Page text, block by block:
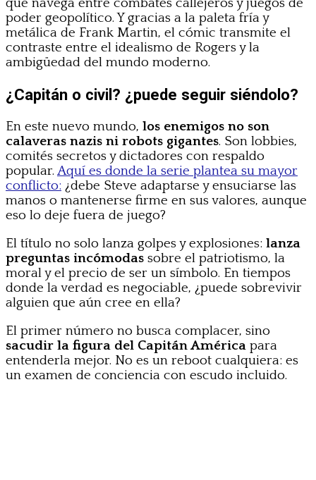
poder geopolítico. Y gracias a la paleta fría y
metálica de Frank Martin, el cómic transmite el
contraste entre el idealismo de Rogers y la
ambigüedad del mundo moderno.
¿Capitán o civil? ¿puede seguir siéndolo?
En este nuevo mundo, los enemigos no son
calaveras nazis ni robots gigantes. Son lobbies,
comités secretos y dictadores con respaldo
popular. Aquí es donde la serie plantea su mayor
conflicto: ¿debe Steve adaptarse y ensuciarse las
manos o mantenerse firme en sus valores, aunque
eso lo deje fuera de juego?
El título no solo lanza golpes y explosiones: lanza
preguntas incómodas sobre el patriotismo, la
moral y el precio de ser un símbolo. En tiempos
donde la verdad es negociable, ¿puede sobrevivir
alguien que aún cree en ella?
El primer número no busca complacer, sino
sacudir la figura del Capitán América para
entenderla mejor. No es un reboot cualquiera: es
un examen de conciencia con escudo incluido.